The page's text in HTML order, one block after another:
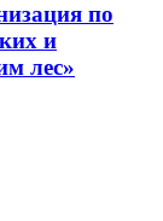
по
и
лес»